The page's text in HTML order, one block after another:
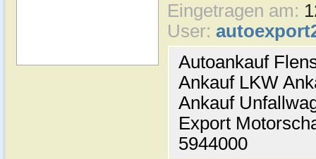
Eingetragen am:
User:
Autoankauf
Ankauf LKW
Ankauf
Export
5944000